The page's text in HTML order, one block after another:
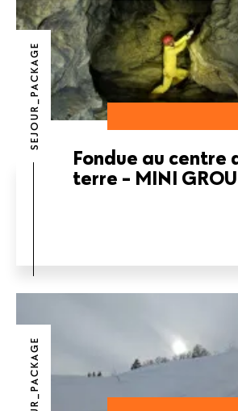
SEJOUR_PACKAGE
Fondue au centre
terre - MINI